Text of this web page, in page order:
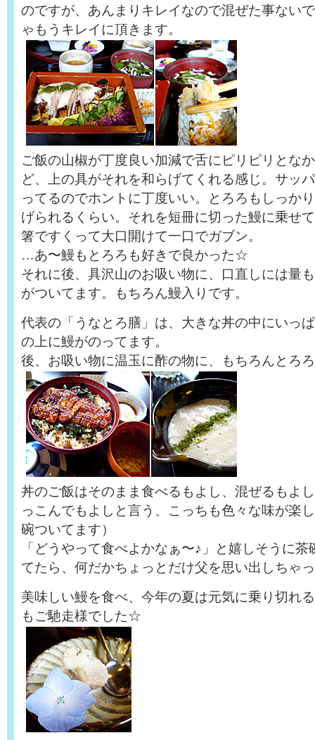
のですが、あんまりキレイなので混ぜた事ない
ゃもうキレイに頂きます。
ご飯の山椒が丁度良い加減で舌にピリピリとな
ど、上の具がそれを和らげてくれる感じ。サッ
ってるのでホントに丁度いい。とろろもしっか
げられるくらい。それを短冊に切った鰻に乗せ
箸ですくって大口開けて一口でガブン。
…あ〜鰻もとろろも好きで良かった☆
それに後、具沢山のお吸い物に、口直しには量
がついてます。もちろん鰻入りです。
代表の「うなとろ膳」は、大きな丼の中にいっ
の上に鰻がのってます。
後、お吸い物に温玉に酢の物に、もちろんとろ
丼のご飯はそのまま食べるもよし、混ぜるもよ
っこんでもよしと言う、こっちも色々な味が楽
碗ついてます）
「どうやって食べよかなぁ〜♪」と嬉しそうに
てたら、何だかちょっとだけ父を思い出しちゃ
美味しい鰻を食べ、今年の夏は元気に乗り切れ
もご馳走様でした☆